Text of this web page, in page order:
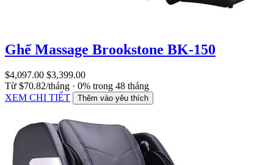
Ghế Massage Brookstone BK-150
$4,097.00 $3,399.00
Từ $70.82/tháng · 0% trong 48 tháng
XEM CHI TIẾT
Thêm vào yêu thích